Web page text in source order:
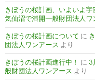
きぼうの桜計画、いよいよ宇
気仙沼で満開一般財団法人ワ
きぼうの桜計画について に
団法人ワンアース より
きぼうの桜計画進行中！ に 3
般財団法人ワンアース より